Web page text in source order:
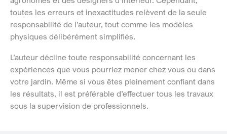
toutes les erreurs et inexactitudes relèvent de la seule
responsabilité de l’auteur, tout comme les modèles
physiques délibérément simplifiés.
L’auteur décline toute responsabilité concernant les
expériences que vous pourriez mener chez vous ou dans
votre jardin. Même si vous êtes pleinement confiant dans
les résultats, il est préférable d’effectuer tous les travaux
sous la supervision de professionnels.